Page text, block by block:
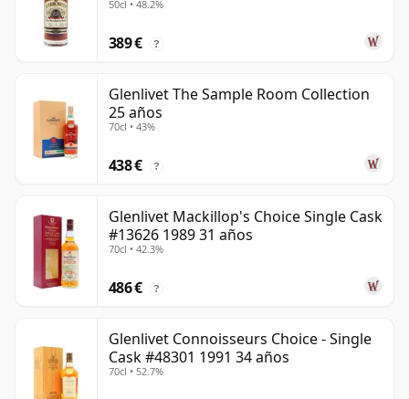
50cl • 48.2%
389 € ?
Glenlivet The Sample Room Collection
25 años
70cl • 43%
438 € ?
Glenlivet Mackillop's Choice Single Cask
#13626 1989 31 años
70cl • 42.3%
486 € ?
Glenlivet Connoisseurs Choice - Single
Cask #48301 1991 34 años
70cl • 52.7%